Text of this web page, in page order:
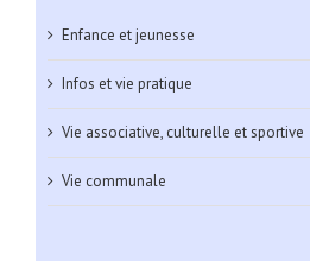
Enfance et jeunesse
Infos et vie pratique
Vie associative, culturelle et sportive
Vie communale